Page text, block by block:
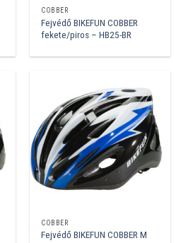
COBBER
Fejvédő BIKEFUN COBBER
fekete/piros – HB25-BR
COBBER
Fejvédő BIKEFUN COBBER M